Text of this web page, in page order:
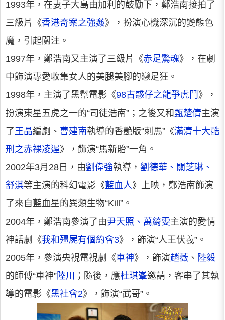
1993年，在妻子大島由加利的鼓勵下，鄭浩南接拍了
三級片《香港奇案之強姦》，扮演心機深沉的變態色
魔，引起關注。
1997年，鄭浩南又主演了三級片《赤足驚魂》，在劇
中飾演專愛收集女人的美腿美腳的戀足狂。
1998年，主演了黑幫電影《98古惑仔之龍爭虎鬥 》，
扮演東星五虎之一的“司徒浩南”；之後又和 甄楚倩主演
了王晶編劇、 曹建南執導的香艷版“刺馬”《滿清十大酷
刑之赤裸凌遲》，飾演“馬新貽”一角。
2002年3月28日，由劉偉強執導， 劉德華、關芝琳、
舒淇等主演的科幻電影《藍血人》上映，鄭浩南飾演
了來自藍血星的異類生物“Kill”。
2004年，鄭浩南參演了由尹天照、萬綺雯主演的愛情
神話劇《我和殭屍有個約會3》，飾演“人王伏羲”。
2005年，參演央視電視劇《車神》，飾演趙薇 、 陸毅
的師傅“車神”陸川 ；隨後，應杜琪峯邀請，客串了其執
導的電影《黑社會2》，飾演“武哥”。